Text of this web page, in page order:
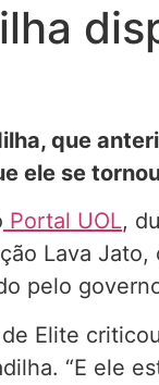
que
ele se
Portal UOL,
Lava
pelo
Elite
“E ele